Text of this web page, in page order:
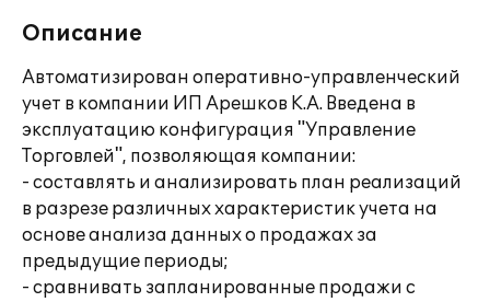
Описание
Автоматизирован оперативно-управленческий
учет в компании ИП Арешков К.А. Введена в
эксплуатацию конфигурация "Управление
Торговлей", позволяющая компании:
- составлять и анализировать план реализаций
в разрезе различных характеристик учета на
основе анализа данных о продажах за
предыдущие периоды;
- сравнивать запланированные продажи с